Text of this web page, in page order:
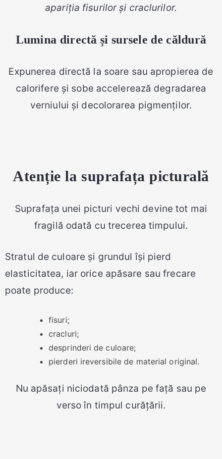
apariția fisurilor și craclurilor.
Lumina directă și sursele de căldură
Expunerea directă la soare sau apropierea de
calorifere și sobe accelerează degradarea
verniului și decolorarea pigmenților.
Atenție la suprafața picturală
Suprafața unei picturi vechi devine tot mai
fragilă odată cu trecerea timpului.
Stratul de culoare și grundul își pierd
elasticitatea, iar orice apăsare sau frecare
poate produce:
fisuri;
cracluri;
desprinderi de culoare;
pierderi ireversibile de material original.
Nu apăsați niciodată pânza pe față sau pe
verso în timpul curățării.